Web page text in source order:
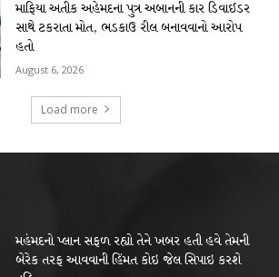
માફિયા અતીક અહેમદના પુત્ર અબાનની કાર ડિવાઈડર
સાથે ટકરાતા મોત, ભડકાઉ રીલ બનાવવાનો આરોપ
હતો
August 6, 2026
Load more
મહંમદનો પ્લાન સફળ રહ્યો તેને ખબર હતી હવે તેમની
બેરેક તરફ આવવાની હિંમત કોઇ જેલ સિપાઇ કરશે